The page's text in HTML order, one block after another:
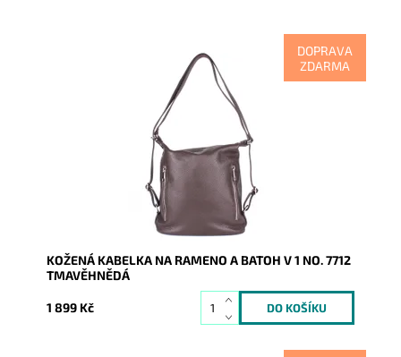
DOPRAVA
ZDARMA
Kabelka na rameno a batoh v jednom provedení!
Moderní italský kvalitní kožený doplněk každé ženy ve
Skladem
7782
Vera Pelle
2 roky
KOŽENÁ KABELKA NA RAMENO A BATOH V 1 NO. 7712
TMAVĚHNĚDÁ
1 899 Kč